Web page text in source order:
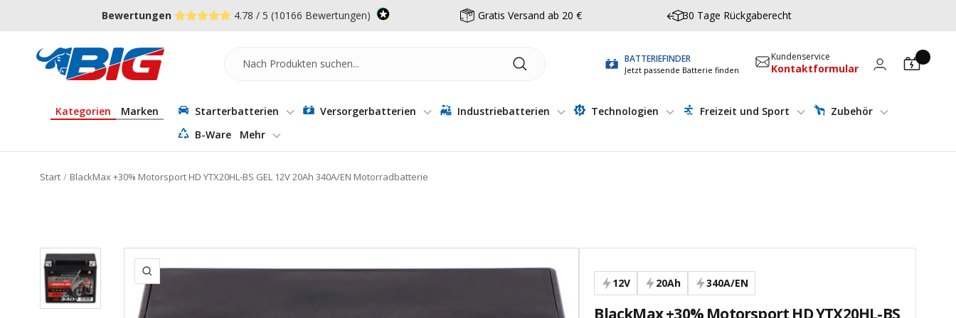
Zum Menü springen
Fußzeile springen
Barrierefreiheits-Widget öffnen
Bewertungen 4.78 / 5 (10166 Bewertungen) Gratis Versand ab 20 € 30 Tage Rückgaberecht
Batterie-
Industrie-
BATTERIEFINDER
Jetzt passende Batterie finden
Kundenservice
Kontaktformular
Kategorien Marken Starterbatterien Versorgerbatterien Industriebatterien Technologien Freizeit und Sport
Zubehör
B-Ware
Mehr
Start BlackMax +30% Motorsport HD YTX20HL-BS GEL 12V 20Ah 340A/EN Motorradbatterie
Zoom 12V 20Ah 340A/EN
BlackMax +30% Motorsport HD YTX20HL-BS